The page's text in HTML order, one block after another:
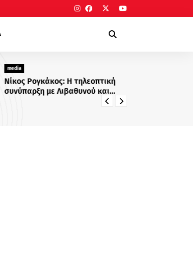
media
Νίκος Ρογκάκος: Η τηλεοπτική
συνύπαρξη με Λιβαθυνού και